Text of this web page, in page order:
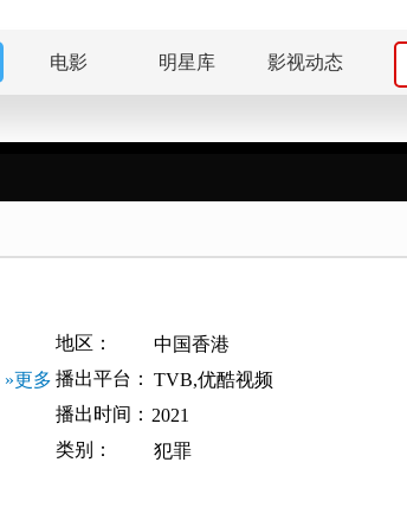
电影 明星库 影视动态
地区：
中国香港
»更多 播出平台： TVB,优酷视频
播出时间： 2021
类别： 犯罪